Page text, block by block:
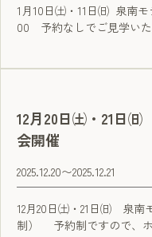
1月10日㈯・11日㈰ 泉南
00 予約なしでご見学い
12月20日㈯・21日
会開催
2025.12.20〜2025.12.21
12月20日㈯・21日㈰ 泉南
制） 予約制ですので、